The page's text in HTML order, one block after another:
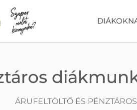
ÁRUFELTÖLTŐ ÉS PÉNZTÁROS